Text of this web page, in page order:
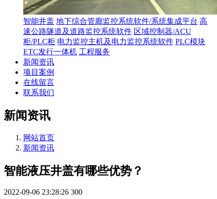
智能井盖 地下综合管廊监控系统软件/系统集成平台 高
速公路隧道及道路监控系统软件 区域控制器/ACU
柜/PLC柜 电力监控主机及电力监控系统软件 PLC模块
ETC发行一体机 工程服务
新闻资讯
项目案例
在线留言
联系我们
新闻资讯
网站首页
新闻资讯
智能液压井盖有哪些优势？
2022-09-06 23:28:26 300